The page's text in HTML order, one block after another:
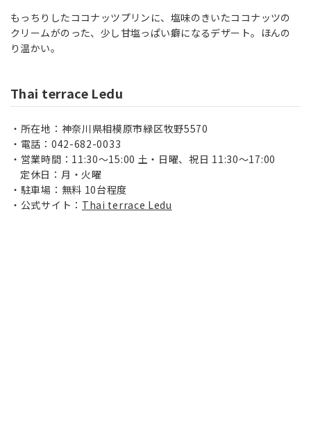
もっちりしたココナッツプリンに、塩味のきいたココナッツの
クリームがのった、少し甘塩っぱい癖になるデザート。ほんの
り温かい。
Thai terrace Ledu
所在地：神奈川県相模原市緑区牧野5570
電話：042-682-0033
営業時間：11:30～15:00 土・日曜、祝日 11:30～17:00
定休日：月・火曜
駐車場：無料 10台程度
公式サイト： Thai terrace Ledu